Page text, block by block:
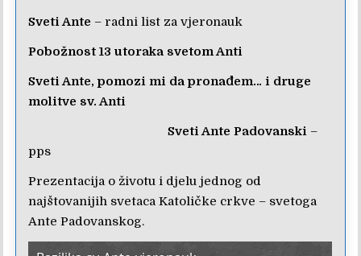
Sveti Ante – radni list za vjeronauk
Pobožnost 13 utoraka svetom Anti
Sveti Ante, pomozi mi da pronađem… i druge
molitve sv. Anti
Sveti Ante Padovanski –
pps
Prezentacija o životu i djelu jednog od
najštovanijih svetaca Katoličke crkve – svetoga
Ante Padovanskog.